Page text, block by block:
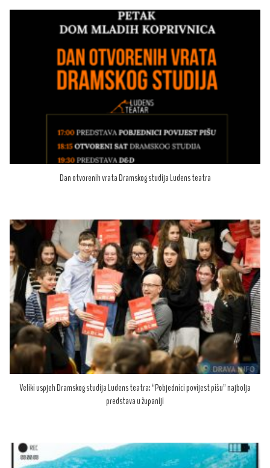
Dan otvorenih vrata Dramskog studija Ludens teatra
Veliki uspjeh Dramskog studija Ludens teatra: “Pobjednici povijest pišu” najbolja
predstava u županiji